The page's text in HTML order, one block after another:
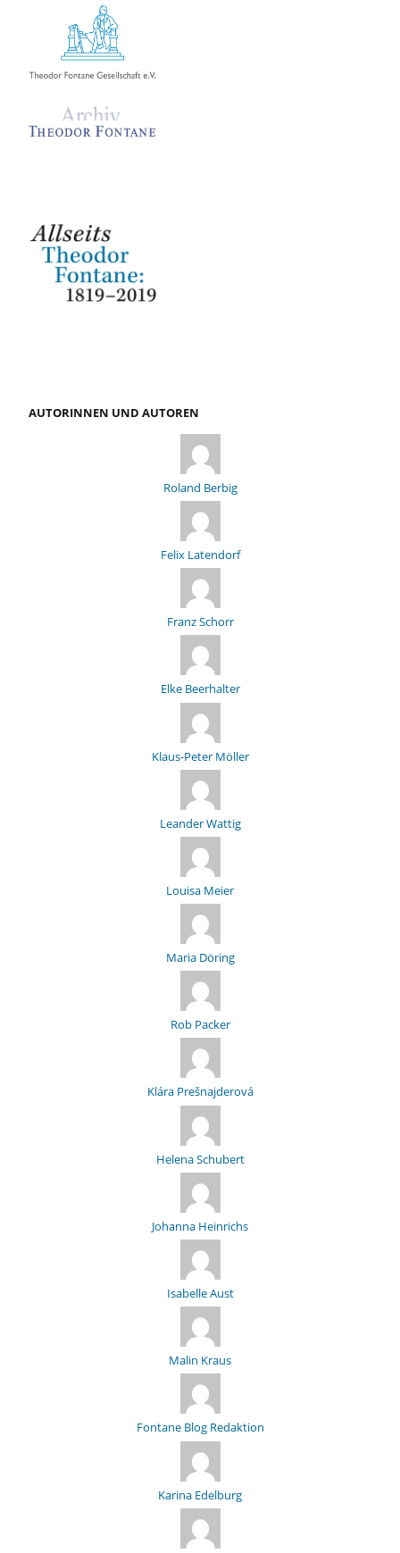
AUTORINNEN UND AUTOREN
Roland Berbig
Felix Latendorf
Franz Schorr
Elke Beerhalter
Klaus-Peter Möller
Leander Wattig
Louisa Meier
Maria Döring
Rob Packer
Klára Prešnajderová
Helena Schubert
Johanna Heinrichs
Isabelle Aust
Malin Kraus
Fontane Blog Redaktion
Karina Edelburg